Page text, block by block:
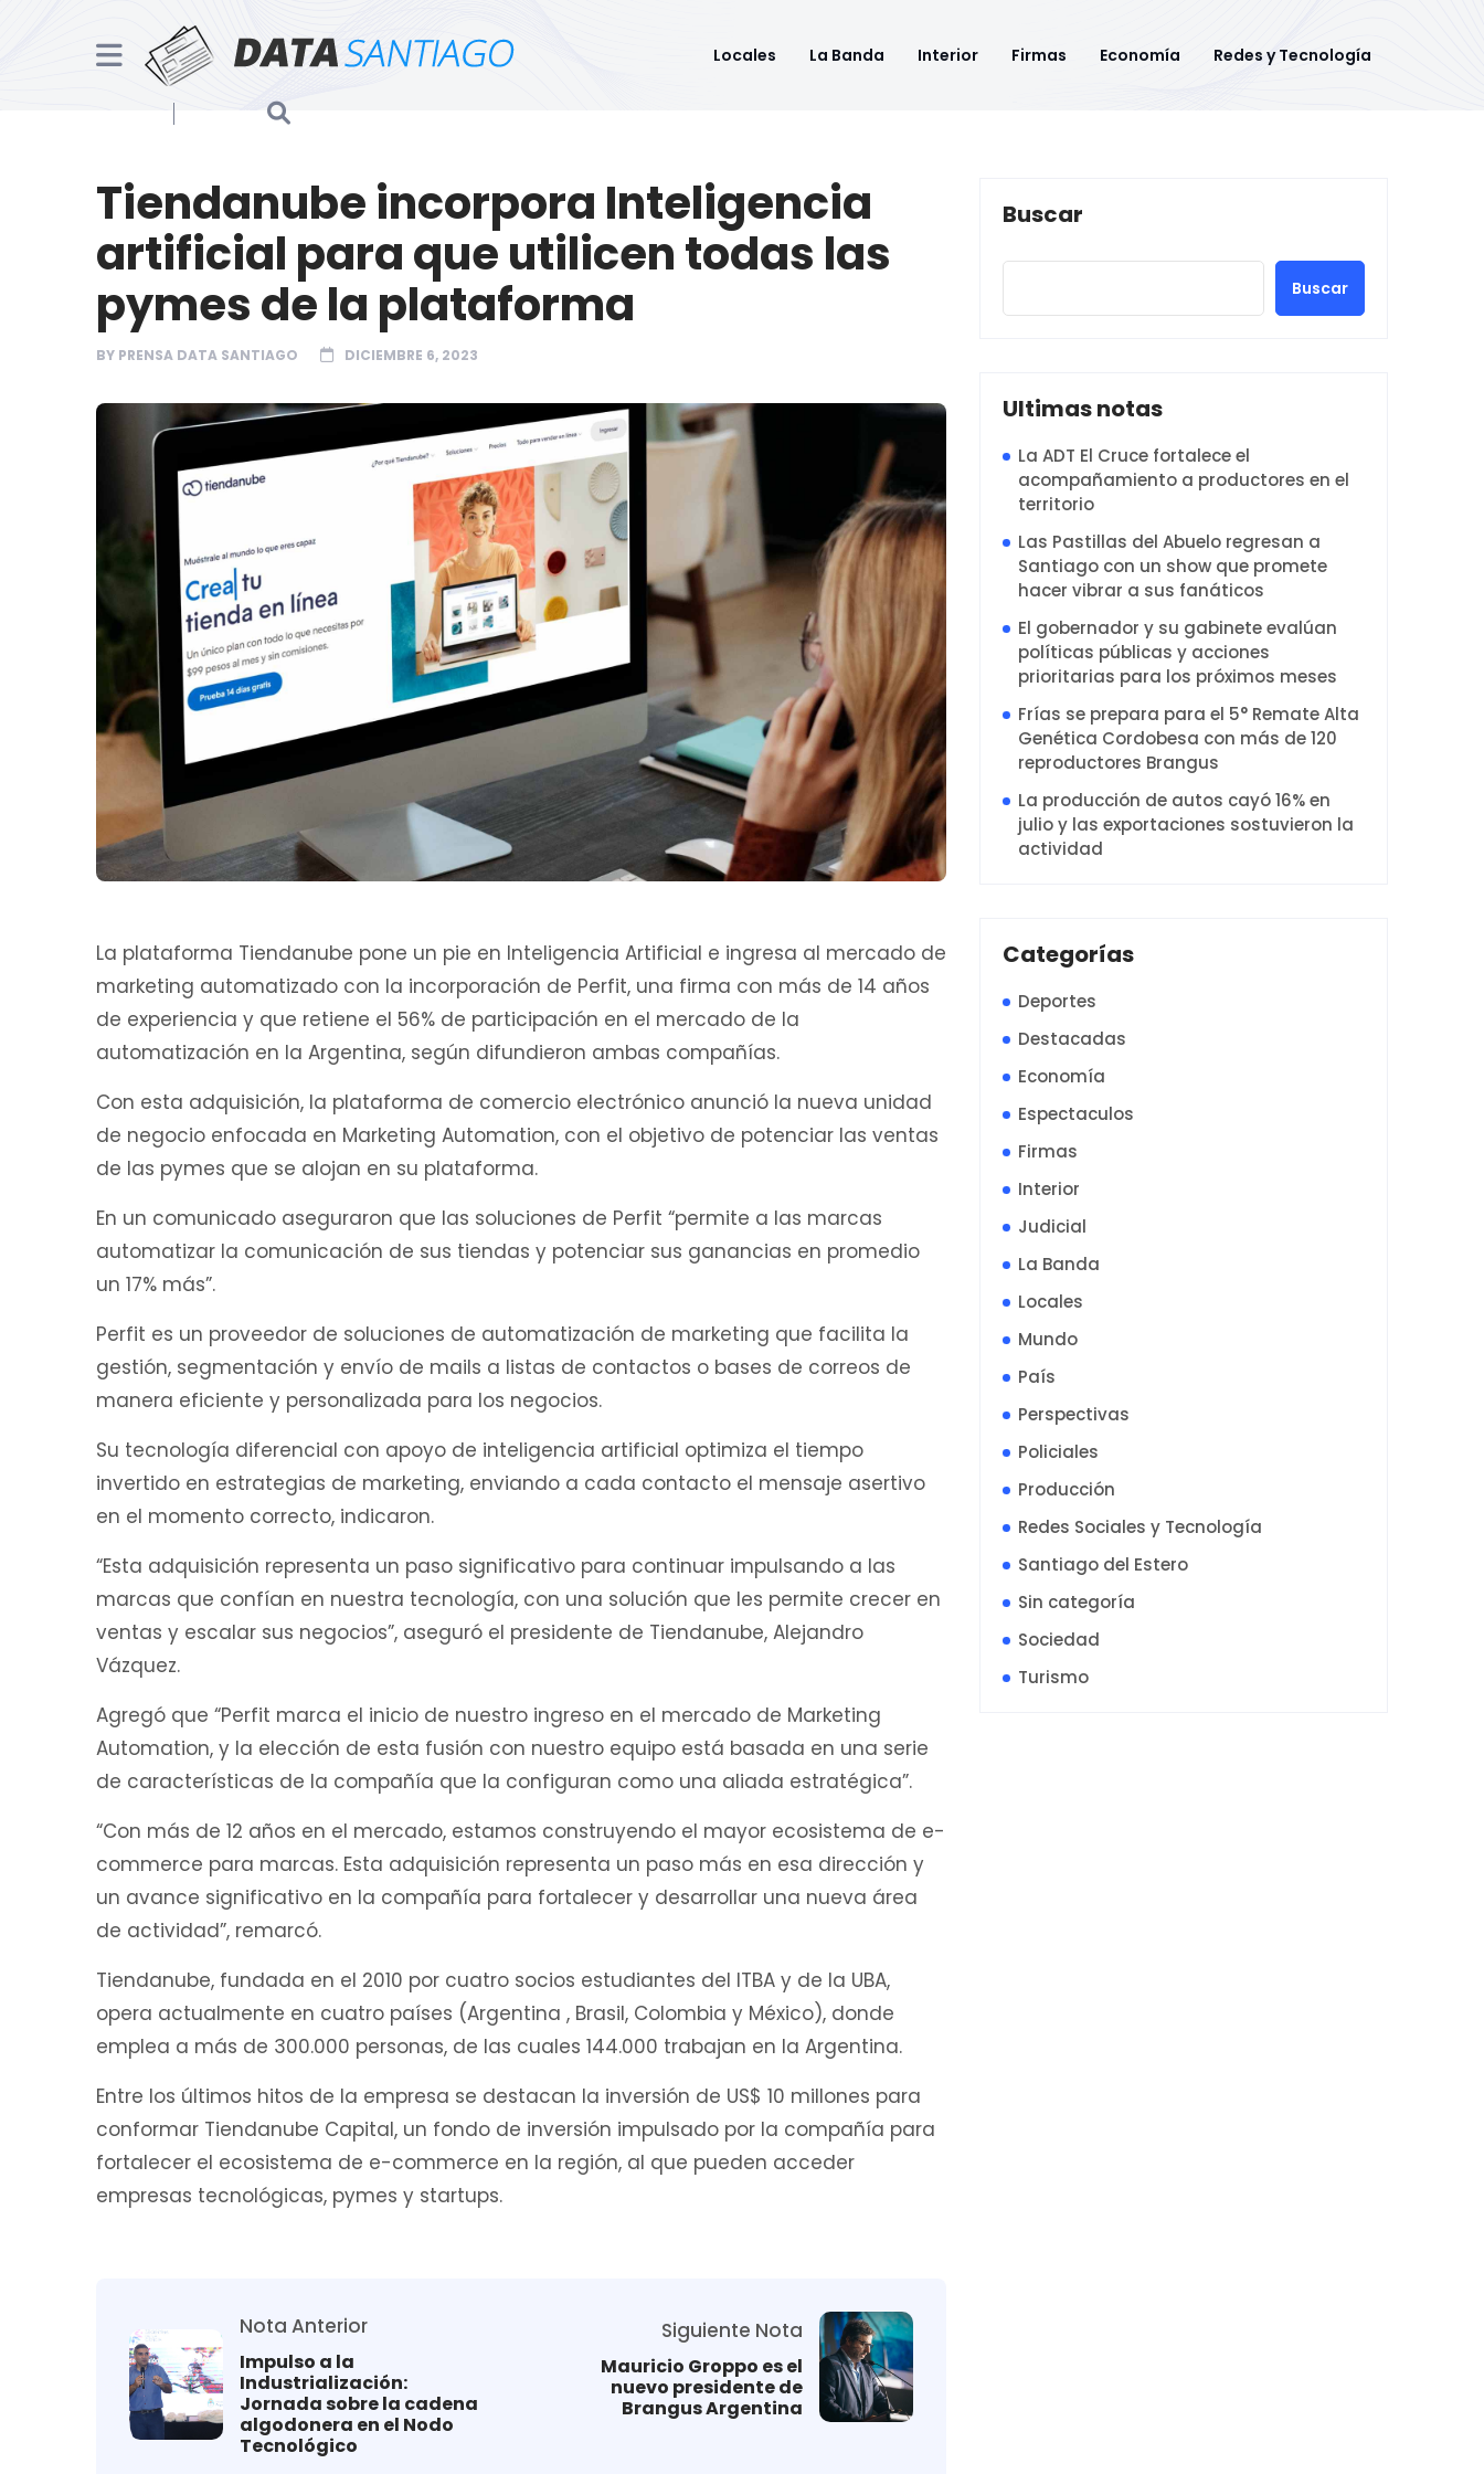
Locales La Banda Interior Firmas Economía Redes y Tecnología
Tiendanube incorpora Inteligencia
artificial para que utilicen todas las
pymes de la plataforma
BY PRENSA DATA SANTIAGO DICIEMBRE 6, 2023
La plataforma Tiendanube pone un pie en Inteligencia Artificial e ingresa al mercado de
marketing automatizado con la incorporación de Perfit, una firma con más de 14 años
de experiencia y que retiene el 56% de participación en el mercado de la
automatización en la Argentina, según difundieron ambas compañías.
Con esta adquisición, la plataforma de comercio electrónico anunció la nueva unidad
de negocio enfocada en Marketing Automation, con el objetivo de potenciar las ventas
de las pymes que se alojan en su plataforma.
En un comunicado aseguraron que las soluciones de Perfit “permite a las marcas
automatizar la comunicación de sus tiendas y potenciar sus ganancias en promedio
un 17% más”.
Perfit es un proveedor de soluciones de automatización de marketing que facilita la
gestión, segmentación y envío de mails a listas de contactos o bases de correos de
manera eficiente y personalizada para los negocios.
Su tecnología diferencial con apoyo de inteligencia artificial optimiza el tiempo
invertido en estrategias de marketing, enviando a cada contacto el mensaje asertivo
en el momento correcto, indicaron.
“Esta adquisición representa un paso significativo para continuar impulsando a las
marcas que confían en nuestra tecnología, con una solución que les permite crecer en
ventas y escalar sus negocios”, aseguró el presidente de Tiendanube, Alejandro
Vázquez.
Agregó que “Perfit marca el inicio de nuestro ingreso en el mercado de Marketing
Automation, y la elección de esta fusión con nuestro equipo está basada en una serie
de características de la compañía que la configuran como una aliada estratégica”.
“Con más de 12 años en el mercado, estamos construyendo el mayor ecosistema de e-
commerce para marcas. Esta adquisición representa un paso más en esa dirección y
un avance significativo en la compañía para fortalecer y desarrollar una nueva área
de actividad”, remarcó.
Tiendanube, fundada en el 2010 por cuatro socios estudiantes del ITBA y de la UBA,
opera actualmente en cuatro países (Argentina , Brasil, Colombia y México), donde
emplea a más de 300.000 personas, de las cuales 144.000 trabajan en la Argentina.
Entre los últimos hitos de la empresa se destacan la inversión de US$ 10 millones para
conformar Tiendanube Capital, un fondo de inversión impulsado por la compañía para
fortalecer el ecosistema de e-commerce en la región, al que pueden acceder
empresas tecnológicas, pymes y startups.
Nota Anterior
Impulso a la
Industrialización:
Jornada sobre la cadena
algodonera en el Nodo
Tecnológico
Siguiente Nota
Mauricio Groppo es el
nuevo presidente de
Brangus Argentina
Buscar
Buscar
Ultimas notas
La ADT El Cruce fortalece el
acompañamiento a productores en el
territorio
Las Pastillas del Abuelo regresan a
Santiago con un show que promete
hacer vibrar a sus fanáticos
El gobernador y su gabinete evalúan
políticas públicas y acciones
prioritarias para los próximos meses
Frías se prepara para el 5° Remate Alta
Genética Cordobesa con más de 120
reproductores Brangus
La producción de autos cayó 16% en
julio y las exportaciones sostuvieron la
actividad
Categorías
Deportes
Destacadas
Economía
Espectaculos
Firmas
Interior
Judicial
La Banda
Locales
Mundo
País
Perspectivas
Policiales
Producción
Redes Sociales y Tecnología
Santiago del Estero
Sin categoría
Sociedad
Turismo